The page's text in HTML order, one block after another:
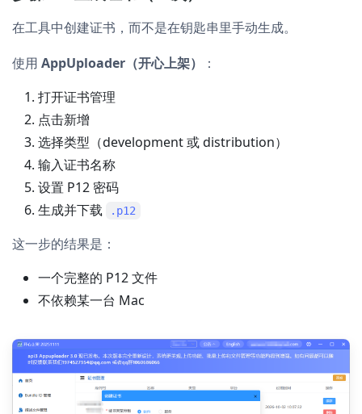
在工具中创建证书，而不是在钥匙串里手动生成。
使用 AppUploader（开心上架）
：
打开证书管理
点击新增
选择类型（development 或 distribution）
输入证书名称
设置 P12 密码
生成并下载
.p12
这一步的结果是：
一个完整的 P12 文件
不依赖某一台 Mac